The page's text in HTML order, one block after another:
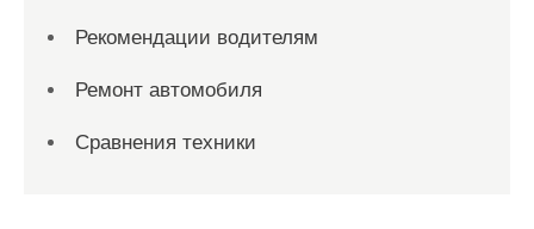
Рекомендации водителям
Ремонт автомобиля
Сравнения техники